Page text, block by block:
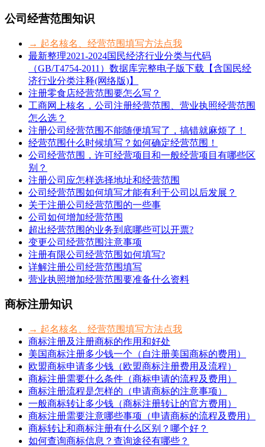
公司经营范围知识
→ 起名核名、经营范围填写方法点我
最新整理2021-2024国民经济行业分类与代码
（GB/T4754-2011）数据库完整电子版下载【含国民经
济行业分类注释(网络版)】
注册零食店经营范围要怎么写？
工商网上核名，公司注册经营范围、营业执照经营范围
怎么选？
注册公司经营范围不能随便填写了，搞错就麻烦了！
经营范围什么时候填写？如何确定经营范围！
公司经营范围，许可经营项目和一般经营项目有哪些区
别？
注册公司应怎样选择地址和经营范围
公司经营范围如何填写才能有利于公司以后发展？
关于注册公司经营范围的一些事
公司如何增加经营范围
超出经营范围的业务到底哪些可以开票?
变更公司经营范围注意事项
注册有限公司经营范围如何填写?
详解注册公司经营范围填写
营业执照增加经营范围要准备什么资料
商标注册知识
→ 起名核名、经营范围填写方法点我
商标注册及注册商标的作用和好处
美国商标注册多少钱一个（自注册美国商标的费用）
欧盟商标申请多少钱（欧盟商标注册费用及流程）
商标注册需要什么条件（商标申请的流程及费用）
商标注册流程是怎样的（申请商标的注意事项）
一般商标转让多少钱（商标注册转让的官方费用）
商标注册需要注意哪些事项（申请商标的流程及费用）
商标转让和商标注册有什么区别？哪个好？
如何查询商标信息？查询途径有哪些？